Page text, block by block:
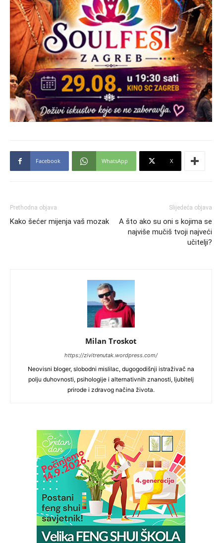
Facebook WhatsApp X
Prethodna objava
Kako šećer mijenja vaš mozak
Slijedeća objava
A što ako su oni s kojima se
najviše mučiš tvoji najveći
učitelji?
Milan Troskot
https://zivitrenutak.wordpress.com/
Neovisni bloger, slobodni mislilac, dugogodišnji istraživač na
polju duhovnosti, psihologije i alternativnih znanosti, ljubitelj
prirode i zdravog načina života.